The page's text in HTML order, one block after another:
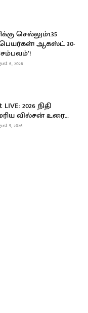
செல்லும்1.35
ஆகஸ்ட் 30-
6, 2026
2026 நிதி
வில்சன் உரை…
5, 2026